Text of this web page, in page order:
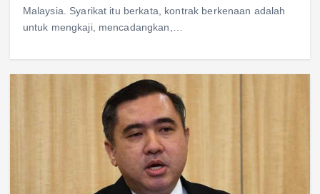
Malaysia. Syarikat itu berkata, kontrak berkenaan adalah
untuk mengkaji, mencadangkan,…